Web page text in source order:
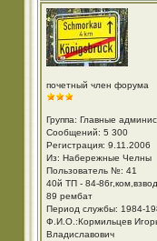
почетный член форума
Группа: Главные
Сообщений: 5 300
Регистрация: 9.11.2006
Из: Набережные Челны
Пользователь №: 41
40й ТП - 84-
89 рембат
Период службы: 1984-
Ф.И.О.:Кормильцев
Владиславович